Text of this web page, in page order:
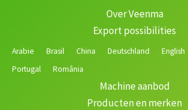
Over Veenma
Export possibilities
Arabie Brasil China Deutschland English
Portugal
România
Machine aanbod
Producten en merken